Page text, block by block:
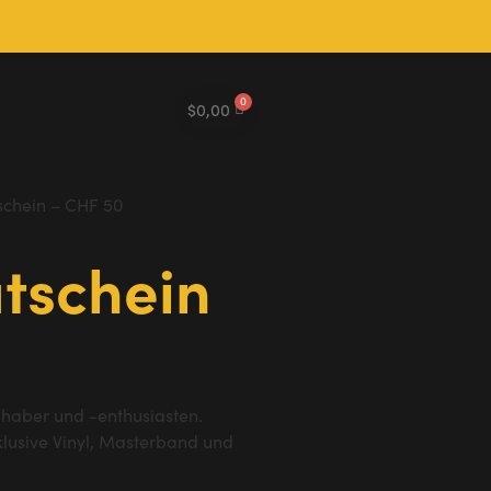
$0,00
– CHF 50
und -enthusiasten.
Vinyl, Masterband und